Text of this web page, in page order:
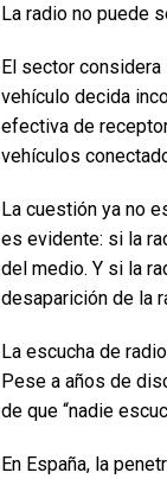
La radio no puede
El sector considera
vehículo decida
efectiva de
vehículos
La cuestión ya no
es evidente: si la
del medio. Y si la
desaparición de la
La escucha de
Pese a años de
de que “nadie
En España, la